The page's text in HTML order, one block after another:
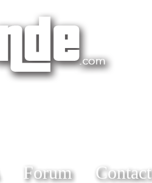
Forum Contact